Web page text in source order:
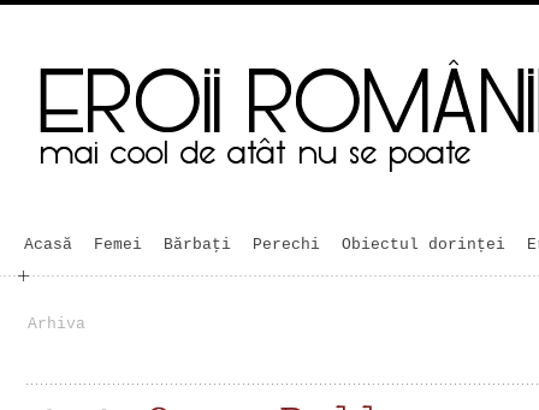
Acasă Femei Bărbaţi Perechi Obiectul dorinței
Arhiva